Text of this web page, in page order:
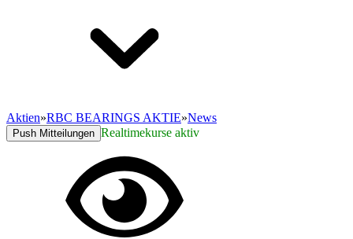
Aktien»RBC BEARINGS AKTIE»News
Push Mitteilungen Realtimekurse aktiv